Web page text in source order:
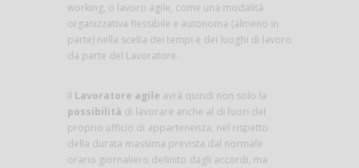
working, o lavoro agile, come una modalità
organizzativa flessibile e autonoma (almeno in
parte) nella scelta dei tempi e dei luoghi di lavoro
da parte del Lavoratore.
Il Lavoratore agile avrà quindi non solo la
possibilità di lavorare anche al di fuori del
proprio ufficio di appartenenza, nel rispetto
della durata massima prevista dal normale
orario giornaliero definito dagli accordi, ma